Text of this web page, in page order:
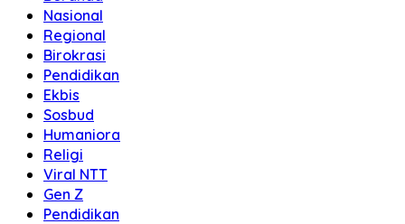
Nasional
Regional
Birokrasi
Pendidikan
Ekbis
Sosbud
Humaniora
Religi
Viral NTT
Gen Z
Pendidikan